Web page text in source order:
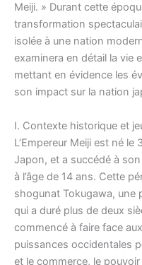
Meiji. » Durant cette
transformation
isolée à une nation
examinera en détail la vie
mettant en évidence les
son impact sur la nation
I. Contexte historique et
L’Empereur Meiji est né
Japon, et a succédé à son
à l’âge de 14 ans. Cette
shogunat Tokugawa, une
qui a duré plus de deux
commencé à faire face
puissances occidentales
et le commerce, le